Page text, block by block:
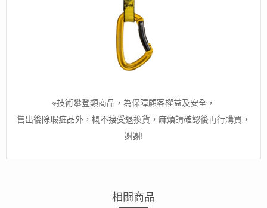
※技術攀登類商品，為保障顧客權益及安全，
售出後除瑕疵品外，概不接受退換貨，麻煩請確認後再行購買，
謝謝!
相關商品